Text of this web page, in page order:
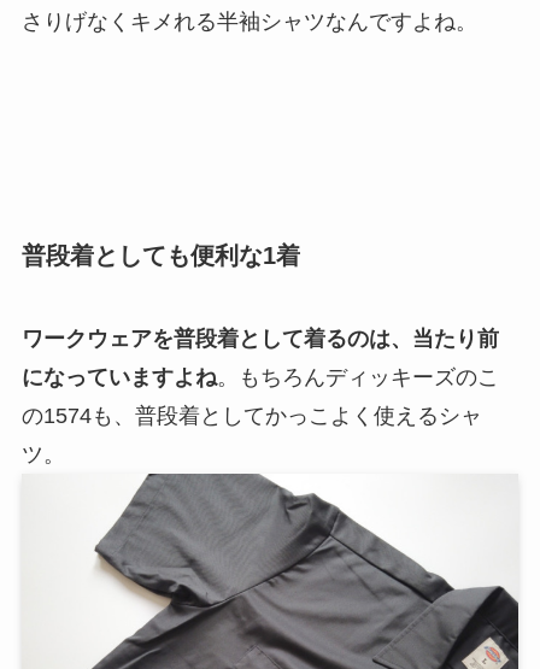
さりげなくキメれる半袖シャツなんですよね。
普段着としても便利な1着
ワークウェアを普段着として着るのは、当たり前
になっていますよね。もちろんディッキーズのこ
の1574も、普段着としてかっこよく使えるシャ
ツ。